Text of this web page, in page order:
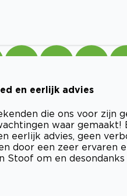
en eerlijk advies
die ons voor zijn
waar
eerlijk advies, geen
door een zeer ervaren
Stoof om en